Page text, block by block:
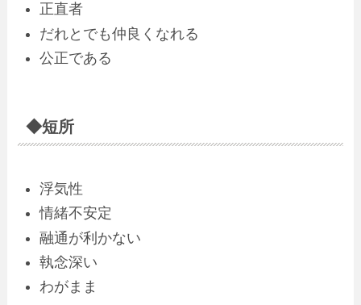
正直者
だれとでも仲良くなれる
公正である
◆短所
浮気性
情緒不安定
融通が利かない
執念深い
わがまま